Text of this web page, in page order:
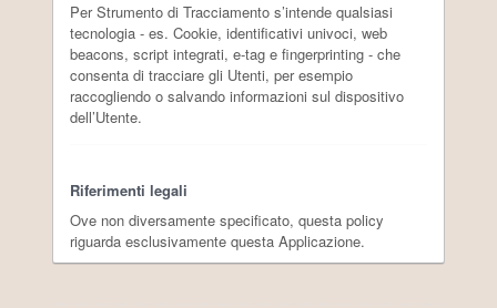
Per Strumento di Tracciamento s’intende qualsiasi
tecnologia - es. Cookie, identificativi univoci, web
beacons, script integrati, e-tag e fingerprinting - che
consenta di tracciare gli Utenti, per esempio
raccogliendo o salvando informazioni sul dispositivo
dell’Utente.
Riferimenti legali
Ove non diversamente specificato, questa policy
riguarda esclusivamente questa Applicazione.